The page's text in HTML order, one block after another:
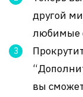
другой
любимые
вы